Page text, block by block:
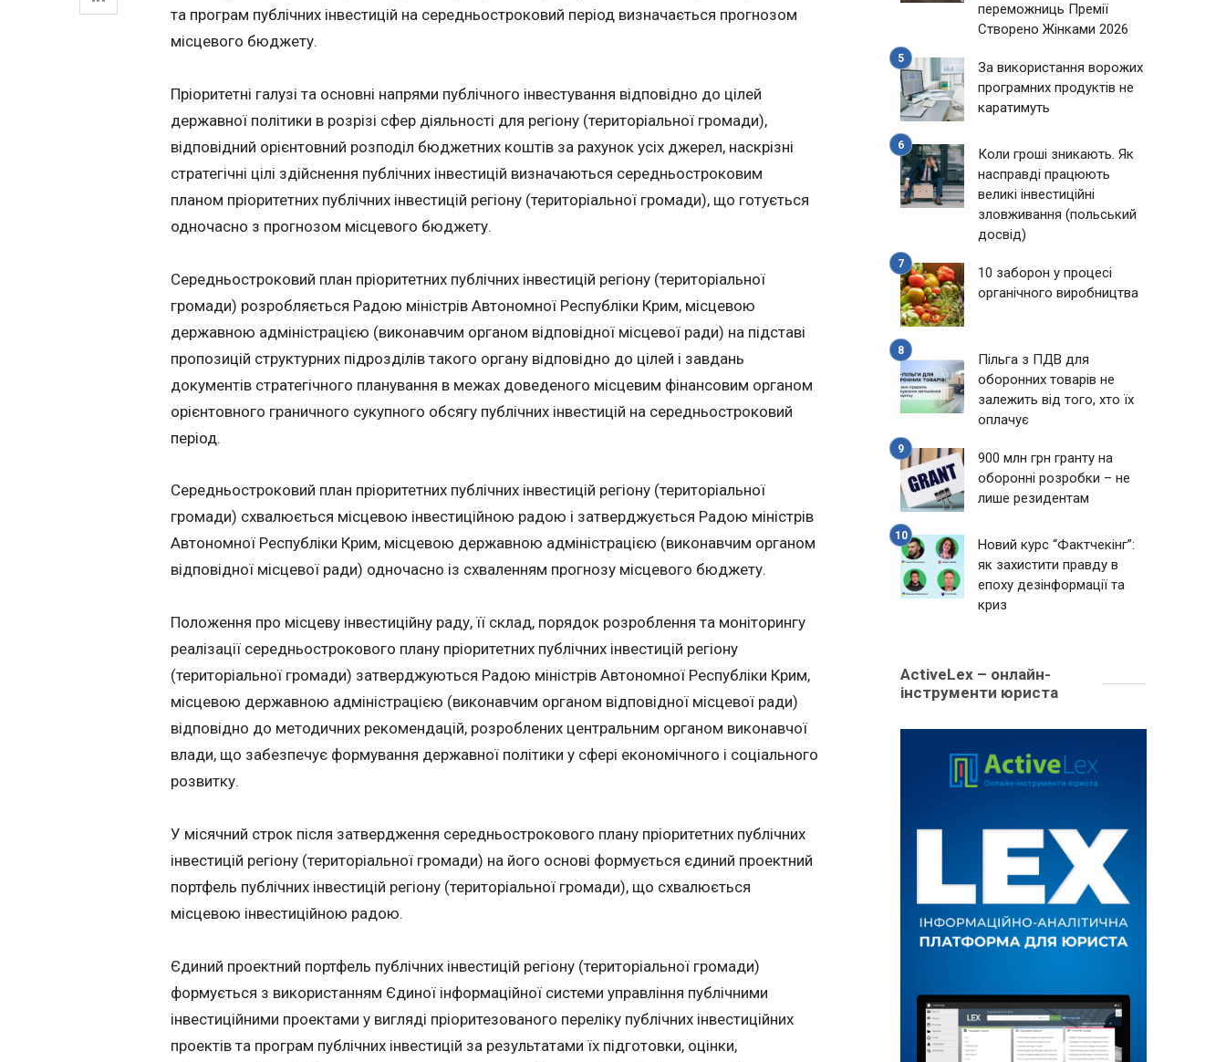
та програм публічних інвестицій на середньостроковий період визначається прогнозом
місцевого бюджету.
Пріоритетні галузі та основні напрями публічного інвестування відповідно до цілей
державної політики в розрізі сфер діяльності для регіону (територіальної громади),
відповідний орієнтовний розподіл бюджетних коштів за рахунок усіх джерел, наскрізні
стратегічні цілі здійснення публічних інвестицій визначаються середньостроковим
планом пріоритетних публічних інвестицій регіону (територіальної громади), що готується
одночасно з прогнозом місцевого бюджету.
Середньостроковий план пріоритетних публічних інвестицій регіону (територіальної
громади) розробляється Радою міністрів Автономної Республіки Крим, місцевою
державною адміністрацією (виконавчим органом відповідної місцевої ради) на підставі
пропозицій структурних підрозділів такого органу відповідно до цілей і завдань
документів стратегічного планування в межах доведеного місцевим фінансовим органом
орієнтовного граничного сукупного обсягу публічних інвестицій на середньостроковий
період.
Середньостроковий план пріоритетних публічних інвестицій регіону (територіальної
громади) схвалюється місцевою інвестиційною радою і затверджується Радою міністрів
Автономної Республіки Крим, місцевою державною адміністрацією (виконавчим органом
відповідної місцевої ради) одночасно із схваленням прогнозу місцевого бюджету.
Положення про місцеву інвестиційну раду, її склад, порядок розроблення та моніторингу
реалізації середньострокового плану пріоритетних публічних інвестицій регіону
(територіальної громади) затверджуються Радою міністрів Автономної Республіки Крим,
місцевою державною адміністрацією (виконавчим органом відповідної місцевої ради)
відповідно до методичних рекомендацій, розроблених центральним органом виконавчої
влади, що забезпечує формування державної політики у сфері економічного і соціального
розвитку.
У місячний строк після затвердження середньострокового плану пріоритетних публічних
інвестицій регіону (територіальної громади) на його основі формується єдиний проектний
портфель публічних інвестицій регіону (територіальної громади), що схвалюється
місцевою інвестиційною радою.
Єдиний проектний портфель публічних інвестицій регіону (територіальної громади)
формується з використанням Єдиної інформаційної системи управління публічними
інвестиційними проектами у вигляді пріоритезованого переліку публічних інвестиційних
проектів та програм публічних інвестицій за результатами їх підготовки, оцінки,
переможниць Премії
Створено Жінками 2026
За використання ворожих
програмних продуктів не
каратимуть
Коли гроші зникають. Як
насправді працюють
великі інвестиційні
зловживання (польський
досвід)
10 заборон у процесі
органічного виробництва
Пільга з ПДВ для
оборонних товарів не
залежить від того, хто їх
оплачує
900 млн грн гранту на
оборонні розробки – не
лише резидентам
Новий курс “Фактчекінг”:
як захистити правду в
епоху дезінформації та
криз
ActiveLex – онлайн-
інструменти юриста